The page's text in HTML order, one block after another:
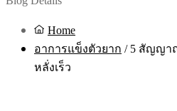
Home
อาการแข็งตัวยาก / 5 สัญญา
หลั่งเร็ว